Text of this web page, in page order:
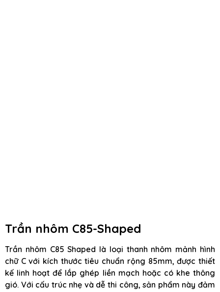
Trần nhôm C85-Shaped
Trần nhôm C85 Shaped là loại thanh nhôm mảnh hình
chữ C với kích thước tiêu chuẩn rộng 85mm, được thiết
kế linh hoạt để lắp ghép liền mạch hoặc có khe thông
gió. Với cấu trúc nhẹ và dễ thi công, sản phẩm này đảm